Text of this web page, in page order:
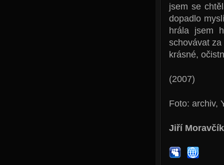
jsem se
dopadlo
hrála jsem
schovávat
krásné,
(2007)
Foto: archiv,
Jiří Moravčík